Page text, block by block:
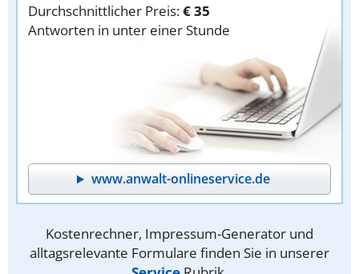
Durchschnittlicher Preis:€ 35
Antworten in unter einer Stunde
www.anwalt-onlineservice.de
Kostenrechner, Impressum-Generator und
alltagsrelevante Formulare finden Sie in unserer